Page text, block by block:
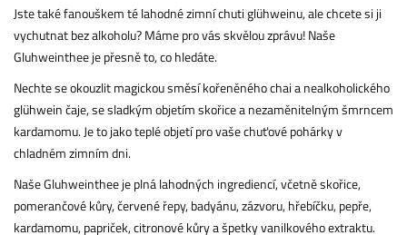
Jste také fanouškem té lahodné zimní chuti glühweinu, ale chcete si ji
vychutnat bez alkoholu? Máme pro vás skvělou zprávu! Naše
Gluhweinthee je přesně to, co hledáte.
Nechte se okouzlit magickou směsí kořeněného chai a nealkoholického
glühwein čaje, se sladkým objetím skořice a nezaměnitelným šmrncem
kardamomu. Je to jako teplé objetí pro vaše chuťové pohárky v
chladném zimním dni.
Naše Gluhweinthee je plná lahodných ingrediencí, včetně skořice,
pomerančové kůry, červené řepy, badyánu, zázvoru, hřebíčku, pepře,
kardamomu, papriček, citronové kůry a špetky vanilkového extraktu.